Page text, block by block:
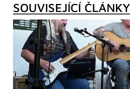
SOUVISEJÍCÍ ČLÁNKY